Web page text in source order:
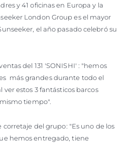
y 41 oficinas en Europa y la
London Group es el mayor
el año pasado celebró su
del 131 'SONISHI' : "hemos
más grandes durante todo el
ver estos 3 fantásticos barcos
tiempo".
del grupo: "Es uno de los
hemos entregado, tiene